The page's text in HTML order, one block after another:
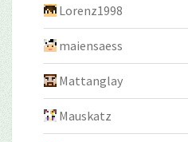
Lorenz1998
maiensaess
Mattanglay
Mauskatz